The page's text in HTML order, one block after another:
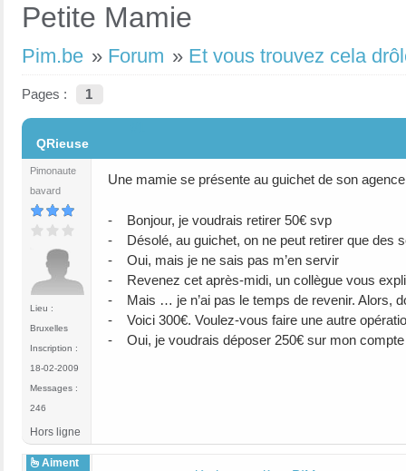
Petite Mamie
Pim.be » Forum » Et vous trouvez cela
Pages : 1
QRieuse
Pimonaute
bavard
Lieu :
Bruxelles
Inscription :
18-02-2009
Messages :
246
Une mamie se présente au guichet de son
- Bonjour, je voudrais retirer 50€ svp
- Désolé, au guichet, on ne peut retirer que des
- Oui, mais je ne sais pas m’en servir
- Revenez cet après-midi, un collègue vous
- Mais … je n’ai pas le temps de revenir. Alors,
- Voici 300€. Voulez-vous faire une autre
- Oui, je voudrais déposer 250€ sur mon
Hors ligne
Aiment